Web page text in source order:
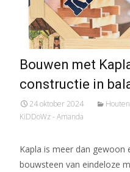
Bouwen met
constructie in
24 oktober 2024
KiDDoWz - Amanda
Kapla is meer dan gewoon
bouwsteen van eindeloze